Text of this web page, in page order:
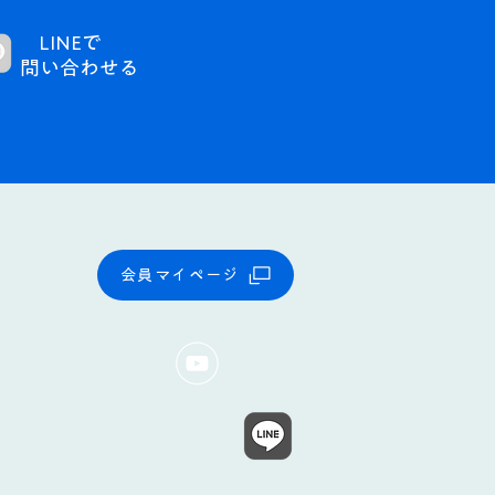
問い合わせる​
LINEで
会員マイページ